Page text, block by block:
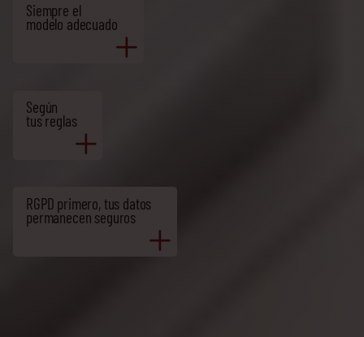
Siempre el
modelo adecuado
Según
tus reglas
RGPD primero, tus datos
permanecen seguros